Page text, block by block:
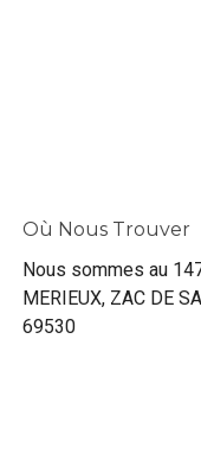
Où Nous Trouver
Nous sommes au
MERIEUX, ZAC DE
69530